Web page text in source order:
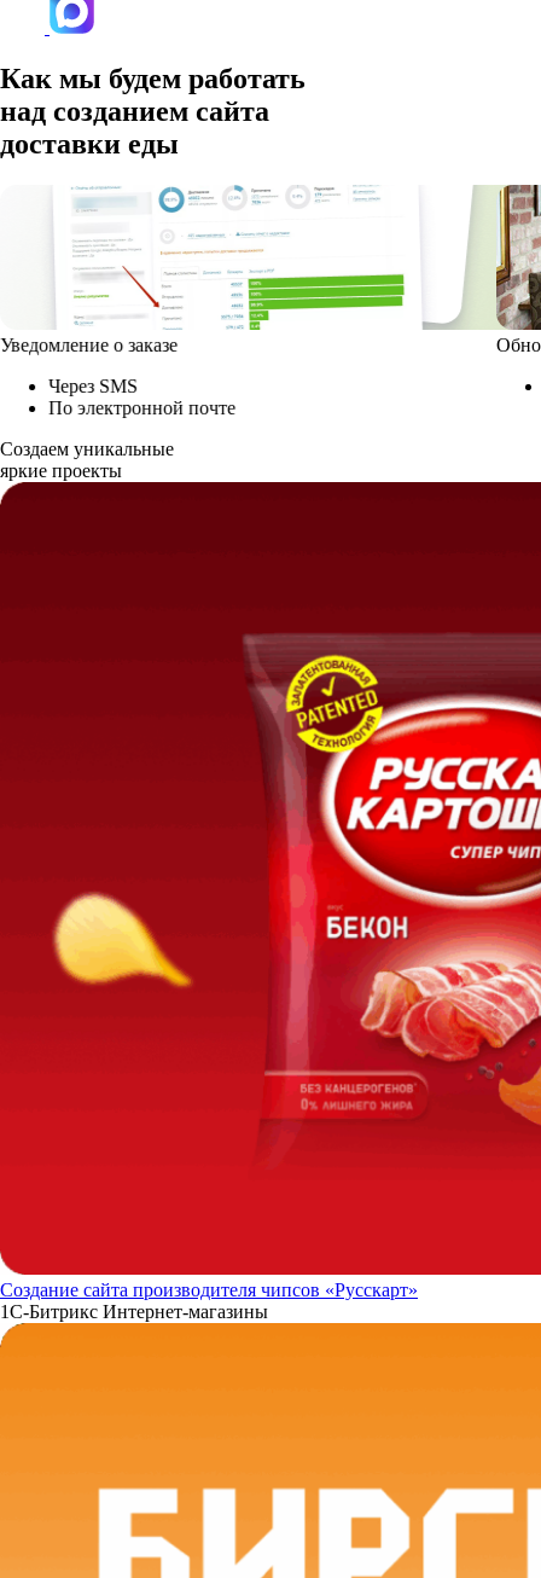
Как мы будем работать
над созданием сайта
доставки еды
Уведомление о заказе
Через SMS
По электронной почте
Создаем уникальные
яркие проекты
Создание сайта производителя чипсов «Русскарт»
1С-Битрикс Интернет-магазины